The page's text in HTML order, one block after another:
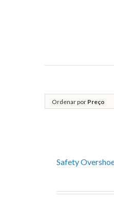
Ordenar por Preço
Safety